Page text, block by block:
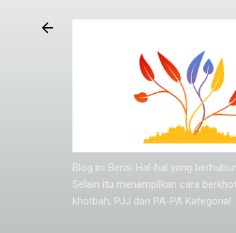
Blog ini Berisi Hal-hal yang
Selain itu menampilkan cara
khotbah, PJJ dan PA-PA Kategorial